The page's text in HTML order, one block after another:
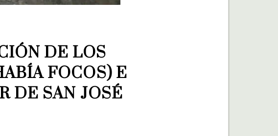
DE LOS
FOCOS) E
DE SAN JOSÉ